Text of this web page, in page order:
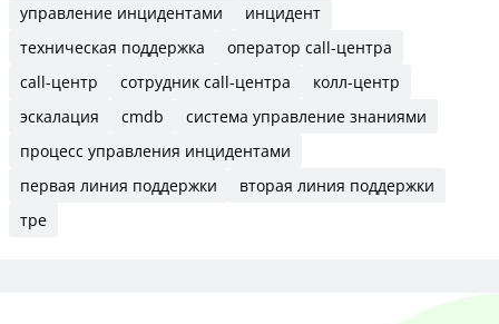
управление инцидентами
инцидент
техническая поддержка
оператор call-центра
call-центр
сотрудник call-центра
колл-центр
эскалация
cmdb
система управление знаниями
процесс управления инцидентами
первая линия поддержки
вторая линия поддержки
тре